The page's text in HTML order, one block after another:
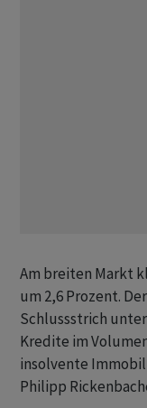
Am breiten Markt
um 2,6 Prozent.
Schlussstrich
Kredite im
insolvente
Philipp